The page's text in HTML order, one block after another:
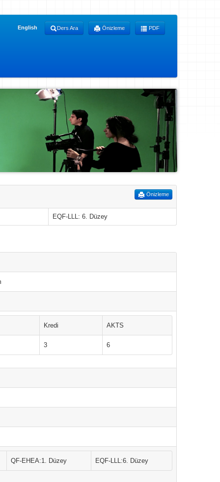
English Ders Ara Önizleme PDF
Önizleme
EQF-LLL: 6. Düzey
Kredi AKTS
3 6
QF-EHEA:1. Düzey EQF-LLL:6. Düzey